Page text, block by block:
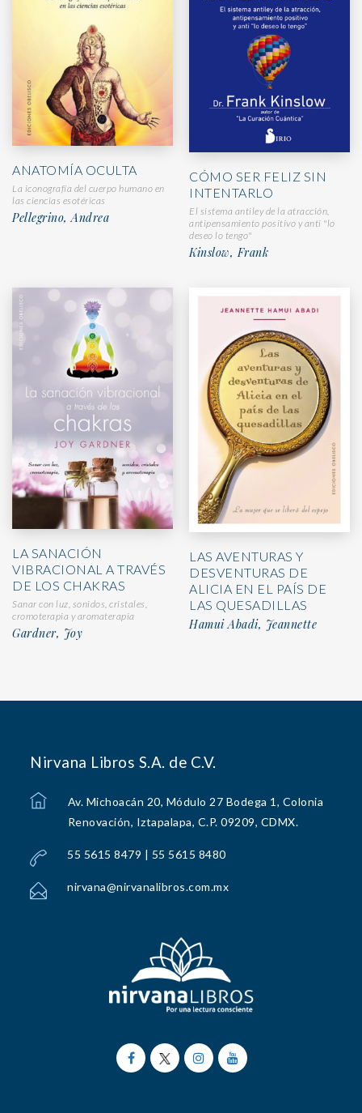
ANATOMÍA OCULTA
La iconografía del cuerpo humano en
las ciencias esotéricas
Pellegrino, Andrea
CÓMO SER FELIZ SIN
INTENTARLO
El sistema antiley de la atracción,
antipensamiento positivo y anti "lo
deseo lo tengo"
Kinslow, Frank
LA SANACIÓN
VIBRACIONAL A TRAVÉS
DE LOS CHAKRAS
Sanar con luz, sonidos, cristales,
cromoterapia y aromaterapia
Gardner, Joy
LAS AVENTURAS Y
DESVENTURAS DE
ALICIA EN EL PAÍS DE
LAS QUESADILLAS
Hamui Abadi, Jeannette
Nirvana Libros S.A. de C.V.
Av. Michoacán 20, Módulo 27 Bodega 1, Colonia
Renovación, Iztapalapa, C.P. 09209, CDMX.
55 5615 8479 | 55 5615 8480
nirvana@nirvanalibros.com.mx